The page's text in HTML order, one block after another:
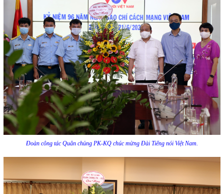
Đoàn công tác Quân chủng PK-KQ chúc mừng Đài Tiếng nói Việt Nam.